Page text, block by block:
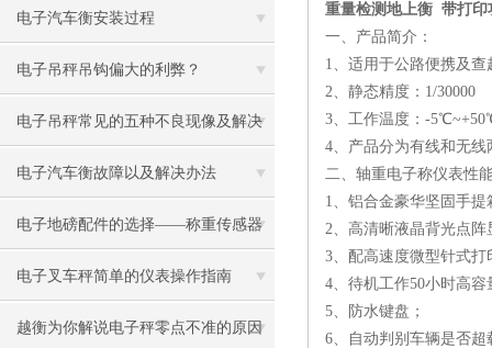
电子汽车衡安装过程
电子吊秤吊钩偏大的利弊？
电子吊秤常见的五种不良现像及解决
方案
电子汽车衡故障以及解决办法
电子地磅配件的选择——称重传感器
原理
电子叉车秤简单的仪表操作指南
越衡为你解说电子秤零点不准的原因
重量检测地上衡 带打印
一、产品简介：
1、适用于公路便携及
2、静态精度：1/30000
3、工作温度：-
4、产品分为有线和无线
二、轴重电子称仪表性
1、铝合金豪华坚固手提
2、高清晰液晶背光点阵
3、配高速度微型针式打
4、待机工作50小时高
5、防水键盘；
6、自动判别车辆是否超